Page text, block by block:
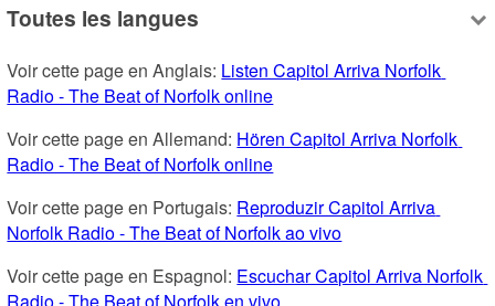
Toutes les langues
Voir cette page en Anglais: Listen Capitol Arriva Norfolk
Radio - The Beat of Norfolk online
Voir cette page en Allemand: Hören Capitol Arriva Norfolk
Radio - The Beat of Norfolk online
Voir cette page en Portugais: Reproduzir Capitol Arriva
Norfolk Radio - The Beat of Norfolk ao vivo
Voir cette page en Espagnol: Escuchar Capitol Arriva Norfolk
Radio - The Beat of Norfolk en vivo